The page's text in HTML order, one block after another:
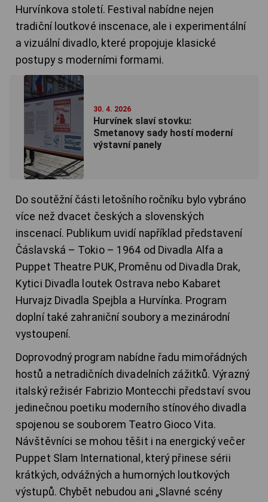
Hurvínkova století. Festival nabídne nejen
tradiční loutkové inscenace, ale i experimentální
a vizuální divadlo, které propojuje klasické
postupy s moderními formami.
30. 4. 2026
Hurvínek slaví stovku:
Smetanovy sady hostí moderní
výstavní panely
Do soutěžní části letošního ročníku bylo vybráno
více než dvacet českých a slovenských
inscenací. Publikum uvidí například představení
Čáslavská – Tokio – 1964 od Divadla Alfa a
Puppet Theatre PUK, Proměnu od Divadla Drak,
Kytici Divadla loutek Ostrava nebo Kabaret
Hurvajz Divadla Spejbla a Hurvínka. Program
doplní také zahraniční soubory a mezinárodní
vystoupení.
Doprovodný program nabídne řadu mimořádných
hostů a netradičních divadelních zážitků. Výrazný
italský režisér Fabrizio Montecchi představí svou
jedinečnou poetiku moderního stínového divadla
spojenou se souborem Teatro Gioco Vita.
Návštěvníci se mohou těšit i na energický večer
Puppet Slam International, který přinese sérii
krátkých, odvážných a humorných loutkových
výstupů. Chybět nebudou ani „Slavné scény